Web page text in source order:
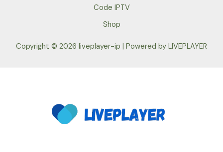
Code IPTV
Shop
Copyright © 2026 liveplayer-ip | Powered by LIVEPLAYER